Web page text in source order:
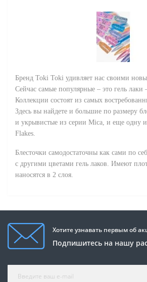
Бренд Toki Toki удивляет нас своими
Сейчас самые популярные – это гель лаки
Коллекции состоят из самых
Здесь вы найдете и большие по размеру
и укрывистые из серии Mica, и еще одну
Flakes.
Блесточки самодостаточны как сами по
с другими цветами гель лаков. Имеют
наносятся в 2 слоя.
Хотите узнавать первым об
Подпишитесь на нашу